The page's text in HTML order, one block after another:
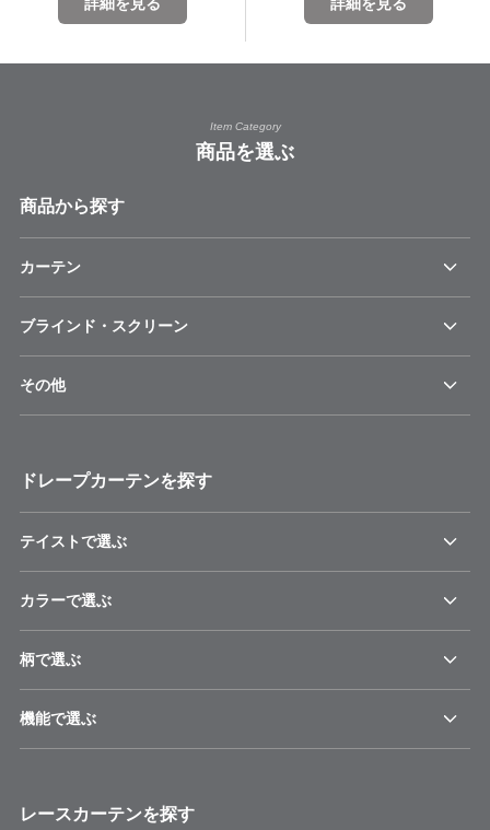
Item Category
商品を選ぶ
商品から探す
カーテン
ブラインド・スクリーン
その他
ドレープカーテンを探す
テイストで選ぶ
カラーで選ぶ
柄で選ぶ
機能で選ぶ
レースカーテンを探す